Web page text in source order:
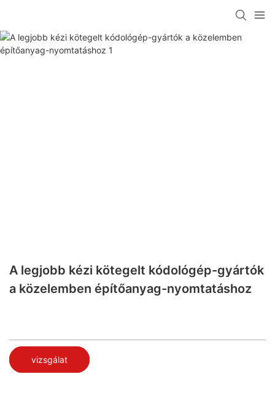
A legjobb kézi kötegelt kódológép-gyártók
a közelemben építőanyag-nyomtatáshoz
vizsgálat